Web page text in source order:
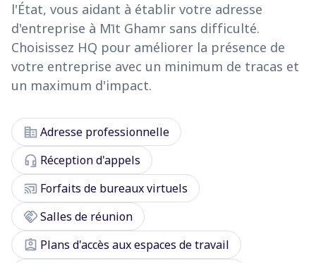
l'État, vous aidant à établir votre adresse
d'entreprise à Mīt Ghamr sans difficulté.
Choisissez HQ pour améliorer la présence de
votre entreprise avec un minimum de tracas et
un maximum d'impact.
corporate_fareAdresse professionnelle
headset_mic Réception d'appels
cast_connected Forfaits de bureaux virtuels
handshakeSalles de réunion
assignment_ind Plans d'accès aux espaces de travail